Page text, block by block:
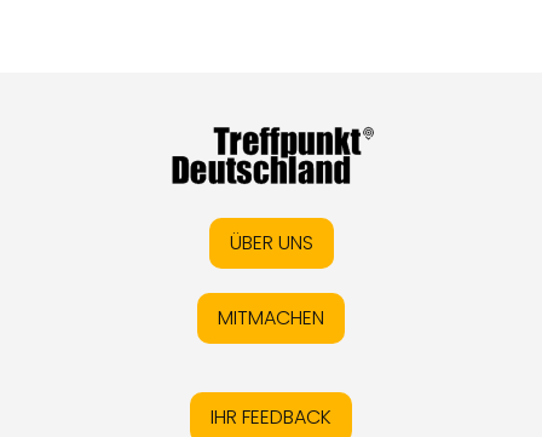
ÜBER UNS
MITMACHEN
IHR FEEDBACK